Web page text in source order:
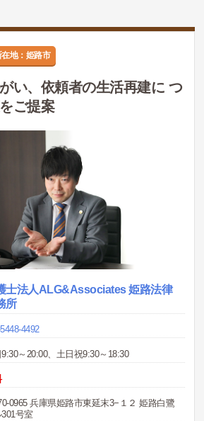
在地：姫路市
い、依頼者の生活再建に つ
ご提案
士法人ALG&Associates 姫路法律
所
4492
～20:00、土日祝9:30～18:30
0965 兵庫県姫路市東延末3−１２ 姫路白鷺
301号室